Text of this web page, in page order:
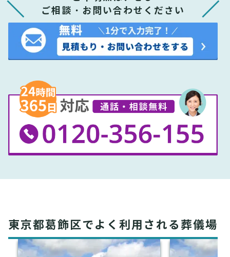
ご相談・お問い合わせください
東京都葛飾区でよく利用される葬儀場